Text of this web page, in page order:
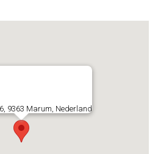
9363 Marum, Nederland